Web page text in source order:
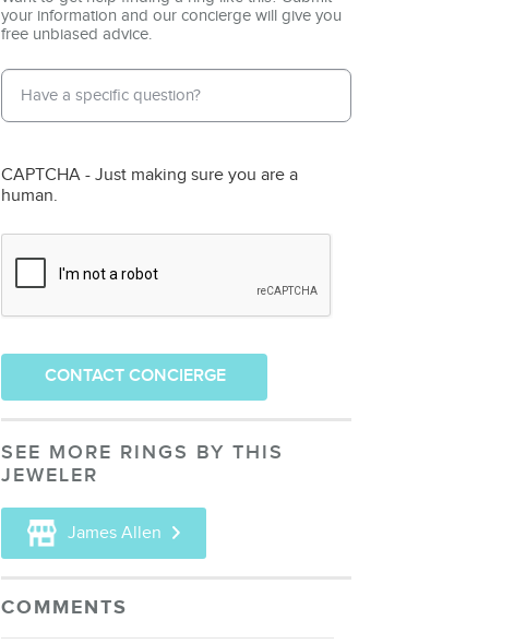
your information and our concierge will give you
free unbiased advice.
Email Address*
CAPTCHA - Just making sure you are a
human.
CONTACT CONCIERGE
SEE MORE RINGS BY THIS
JEWELER
James Allen
COMMENTS